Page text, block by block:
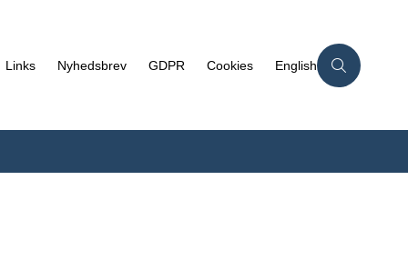
Links Nyhedsbrev GDPR Cookies English